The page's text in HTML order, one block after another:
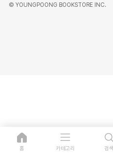
© YOUNGPOONG BOOKSTORE INC.
홈 카테고리 검색